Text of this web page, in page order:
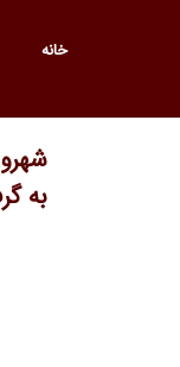
خانه
به